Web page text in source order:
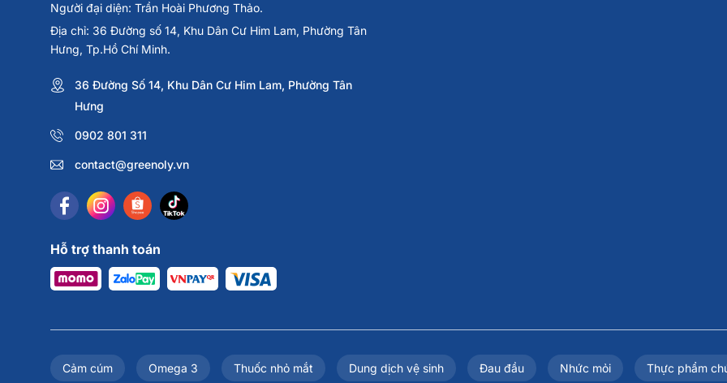
Người đại diện: Trần Hoài Phương Thảo.
Địa chỉ: 36 Đường số 14, Khu Dân Cư Him Lam, Phường Tân
Hưng, Tp.Hồ Chí Minh.
36 Đường Số 14, Khu Dân Cư Him Lam, Phường Tân
Hưng
0902 801 311
contact@greenoly.vn
Hỗ trợ thanh toán
Cảm cúm Omega 3 Thuốc nhỏ mắt Dung dịch vệ sinh Đau đầu Nhức mỏi Thực phẩm